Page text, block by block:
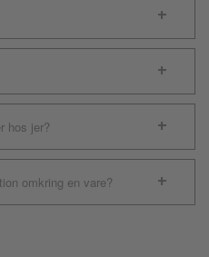
hos jer?
omkring en vare?